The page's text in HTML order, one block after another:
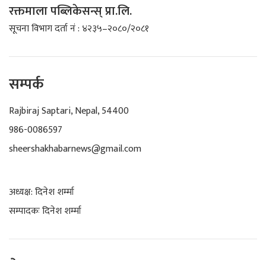
रक्तमाला पब्लिकेसन्स् प्रा.लि.
सूचना विभाग दर्ता नं : ४२३५–२०८०/२०८१
सम्पर्क
Rajbiraj Saptari, Nepal, 54400
986-0086597
sheershakhabarnews@gmail.com
अध्यक्ष: दिनेश शर्म्मा
सम्पादकः दिनेश शर्म्मा